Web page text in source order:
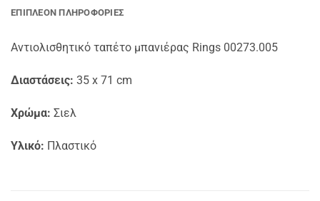
ΕΠΙΠΛΈΟΝ ΠΛΗΡΟΦΟΡΊΕΣ
Αντιολισθητικό ταπέτο μπανιέρας Rings 00273.005
Διαστάσεις: 35 x 71 cm
Χρώμα: Σιελ
Υλικό: Πλαστικό